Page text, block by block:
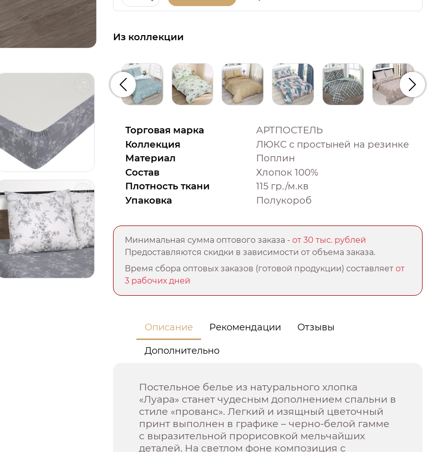
Из коллекции
Предыдущий
Торговая марка
АРТПОСТЕЛЬ
Коллекция
ЛЮКС с простыней на резинке
Материал
Поплин
Состав
Хлопок 100%
Плотность ткани
115 гр./м.кв
Упаковка
Полукороб
Минимальная сумма оптового заказа -от 30 тыс. рублей
Предоставляются скидки в зависимости от объема заказа.
Время сбора оптовых заказов (готовой продукции) составляетот
3 рабочих дней
Описание Рекомендации Отзывы
Дополнительно
Постельное белье из натурального хлопка
«Луара» станет чудесным дополнением спальни в
стиле «прованс». Легкий и изящный цветочный
принт выполнен в графике – черно-белой гамме
с выразительной прорисовкой мельчайших
деталей. На светлом фоне композиция с